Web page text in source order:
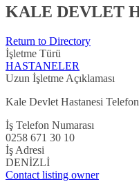
KALE DEVLET
Return to Directory
İşletme Türü
HASTANELER
Uzun İşletme Açıklaması
Kale Devlet Hastanesi Telefon
İş Telefon Numarası
0258 671 30 10
İş Adresi
DENİZLİ
Contact listing owner